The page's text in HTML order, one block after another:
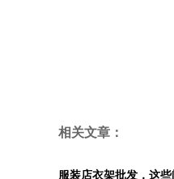
相关文章：
服装店衣架批发，这